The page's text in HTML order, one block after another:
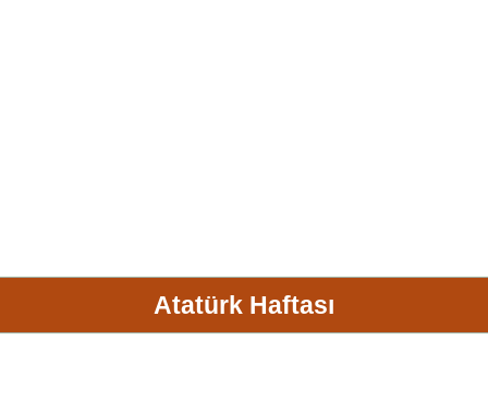
Atatürk Haftası